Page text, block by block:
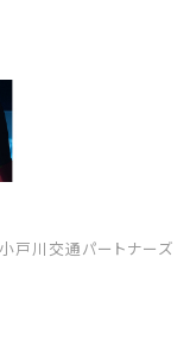
戸川交通パートナーズ